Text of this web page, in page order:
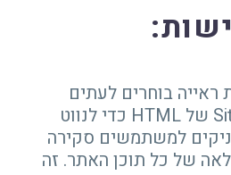
:
בוחרים לעתים
קרובות קובצי Sitemap של HTML כדי לנווט
למשתמשים סקירה
של כל תוכן האתר. זה